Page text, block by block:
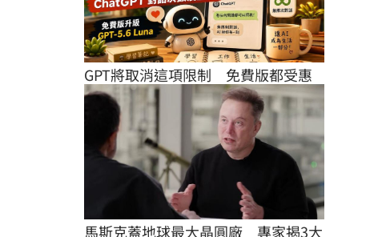
GPT將取消這項限制　免費版都受惠
馬斯克蓋地球最大晶圓廠　專家揭3大